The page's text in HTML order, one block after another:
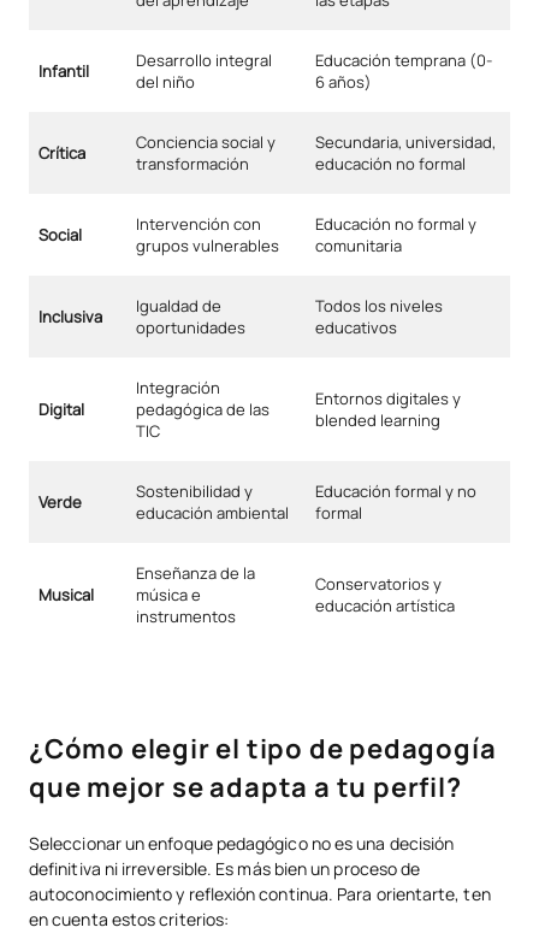
Infantil
Desarrollo integral
del niño
Educación temprana (0-
6 años)
Crítica
Conciencia social y
transformación
Secundaria, universidad,
educación no formal
Social
Intervención con
grupos vulnerables
Educación no formal y
comunitaria
Inclusiva
Igualdad de
oportunidades
Todos los niveles
educativos
Digital
Integración
pedagógica de las
TIC
Entornos digitales y
blended learning
Verde
Sostenibilidad y
educación ambiental
Educación formal y no
formal
Musical
Enseñanza de la
música e
instrumentos
Conservatorios y
educación artística
¿Cómo elegir el tipo de pedagogía
que mejor se adapta a tu perfil?
Seleccionar un enfoque pedagógico no es una decisión
definitiva ni irreversible. Es más bien un proceso de
autoconocimiento y reflexión continua. Para orientarte, ten
en cuenta estos criterios: